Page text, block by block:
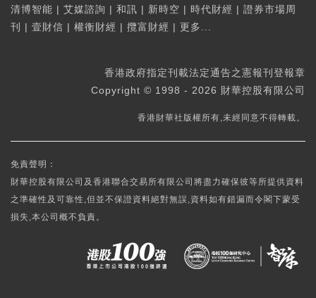
清博智能 | 艾媒諮詢 | 和訊 | 新時空 | 時代財經 | 證券市場周
刊
| 壹財信 | 權衡財經 | 攬富財經 | 更多...
香港政府指定刊載法定通告之憲報刊登報章
Copyright © 1998 - 2026 財華控股有限公司
香港財華社版權所有,未經同意不得轉載。
免責聲明：
財華控股有限公司及香港聯合交易所有限公司將盡力確保彼等所提供資料
之準確性及可靠性,但並不保證資料絕對無誤,資料如有錯漏而令閣下蒙受
損失,本公司概不負責。